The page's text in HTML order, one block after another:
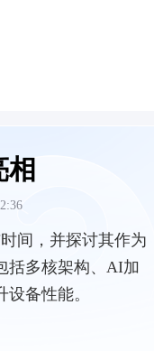
间，并探讨其作为
括多核架构、AI加
备性能。